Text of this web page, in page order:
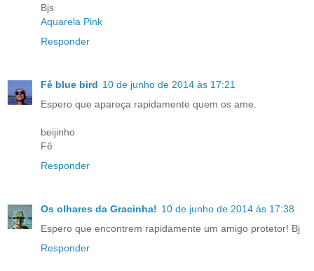
Bjs
Aquarela Pink
Responder
Fê blue bird 10 de junho de 2014 às 17:21
Espero que apareça rapidamente quem os ame.
beijinho
Fê
Responder
Os olhares da Gracinha! 10 de junho de 2014 às 17:38
Espero que encontrem rapidamente um amigo protetor! Bj
Responder